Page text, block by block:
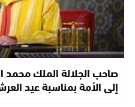
صاحب الجلالة الملك محمد
إلى الأمة بمناسبة عيد